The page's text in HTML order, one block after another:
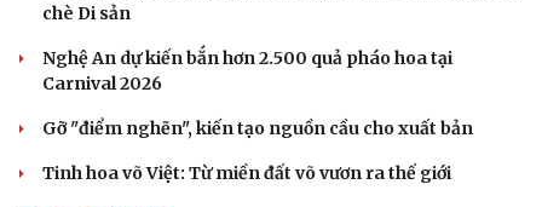
chè Di sản
Nghệ An dự kiến bắn hơn 2.500 quả pháo hoa tại
Carnival 2026
Gỡ "điểm nghẽn", kiến tạo nguồn cầu cho xuất bản
Tinh hoa võ Việt: Từ miền đất võ vươn ra thế giới